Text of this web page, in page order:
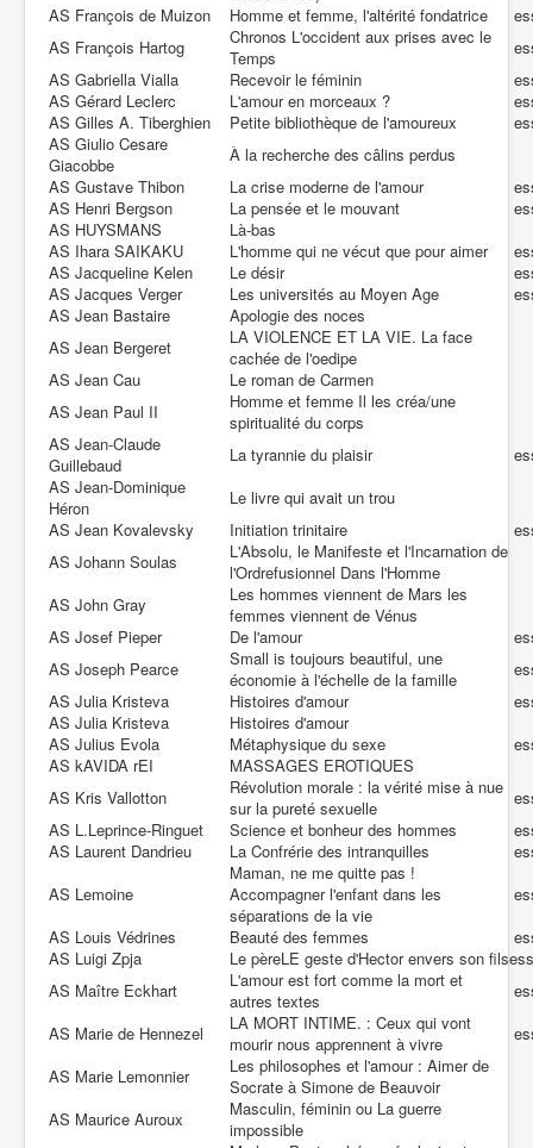
AS François de Muizon
Homme et femme, l'altérité fondatrice
AS François Hartog
Chronos L'occident aux prises avec le
Temps
AS Gabriella Vialla
Recevoir le féminin
AS Gérard Leclerc
L'amour en morceaux ?
AS Gilles A. Tiberghien
Petite bibliothèque de l'amoureux
AS Giulio Cesare
Giacobbe
À la recherche des câlins perdus
AS Gustave Thibon
La crise moderne de l'amour
AS Henri Bergson
La pensée et le mouvant
AS HUYSMANS
Là-bas
AS Ihara SAIKAKU
L'homme qui ne vécut que pour aimer
AS Jacqueline Kelen
Le désir
AS Jacques Verger
Les universités au Moyen Age
AS Jean Bastaire
Apologie des noces
AS Jean Bergeret
LA VIOLENCE ET LA VIE. La face
cachée de l'oedipe
AS Jean Cau
Le roman de Carmen
AS Jean Paul II
Homme et femme Il les créa/une
spiritualité du corps
AS Jean-Claude
Guillebaud
La tyrannie du plaisir
AS Jean-Dominique
Héron
Le livre qui avait un trou
AS Jean Kovalevsky
Initiation trinitaire
AS Johann Soulas
L'Absolu, le Manifeste et l'Incarnation de
l'Ordrefusionnel Dans l'Homme
AS John Gray
Les hommes viennent de Mars les
femmes viennent de Vénus
AS Josef Pieper
De l'amour
AS Joseph Pearce
Small is toujours beautiful, une
économie à l'échelle de la famille
AS Julia Kristeva
Histoires d'amour
AS Julia Kristeva
Histoires d'amour
AS Julius Evola
Métaphysique du sexe
AS kAVIDA rEI
MASSAGES EROTIQUES
AS Kris Vallotton
Révolution morale : la vérité mise à nue
sur la pureté sexuelle
AS L.Leprince-Ringuet
Science et bonheur des hommes
AS Laurent Dandrieu
La Confrérie des intranquilles
AS Lemoine
Maman, ne me quitte pas !
Accompagner l'enfant dans les
séparations de la vie
AS Louis Védrines
Beauté des femmes
AS Luigi Zpja
Le pèreLE geste d'Hector envers son filsess
AS Maître Eckhart
L'amour est fort comme la mort et
autres textes
AS Marie de Hennezel
LA MORT INTIME. : Ceux qui vont
mourir nous apprennent à vivre
AS Marie Lemonnier
Les philosophes et l'amour : Aimer de
Socrate à Simone de Beauvoir
AS Maurice Auroux
Masculin, féminin ou La guerre
impossible